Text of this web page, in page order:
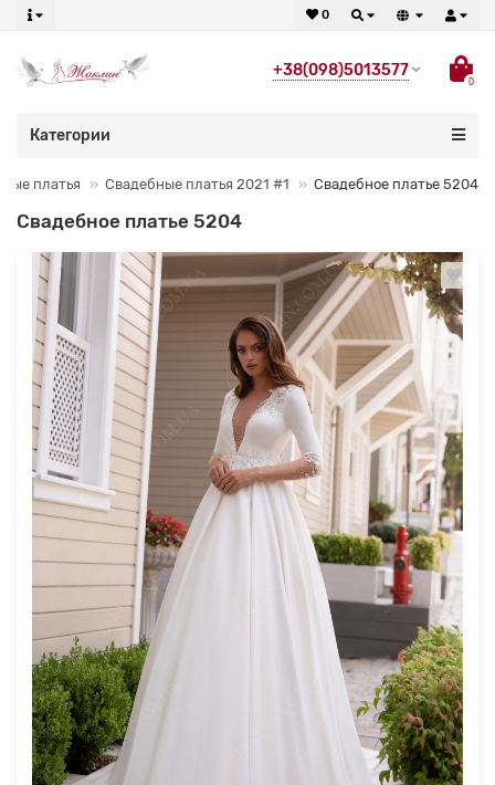
0
+38(098)5013577
0
Категории
платья Свадебные платья 2021 #1 Свадебное платье 5204
Свадебное платье 5204